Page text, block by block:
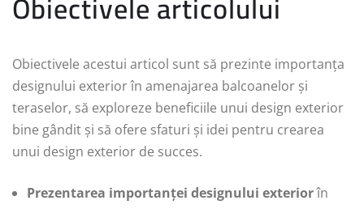
Obiectivele acestui articol sunt să prezinte importanța
designului exterior în amenajarea balcoanelor și
teraselor, să exploreze beneficiile unui design exterior
bine gândit și să ofere sfaturi și idei pentru crearea
unui design exterior de succes.
Prezentarea importanței designului exteriorîn